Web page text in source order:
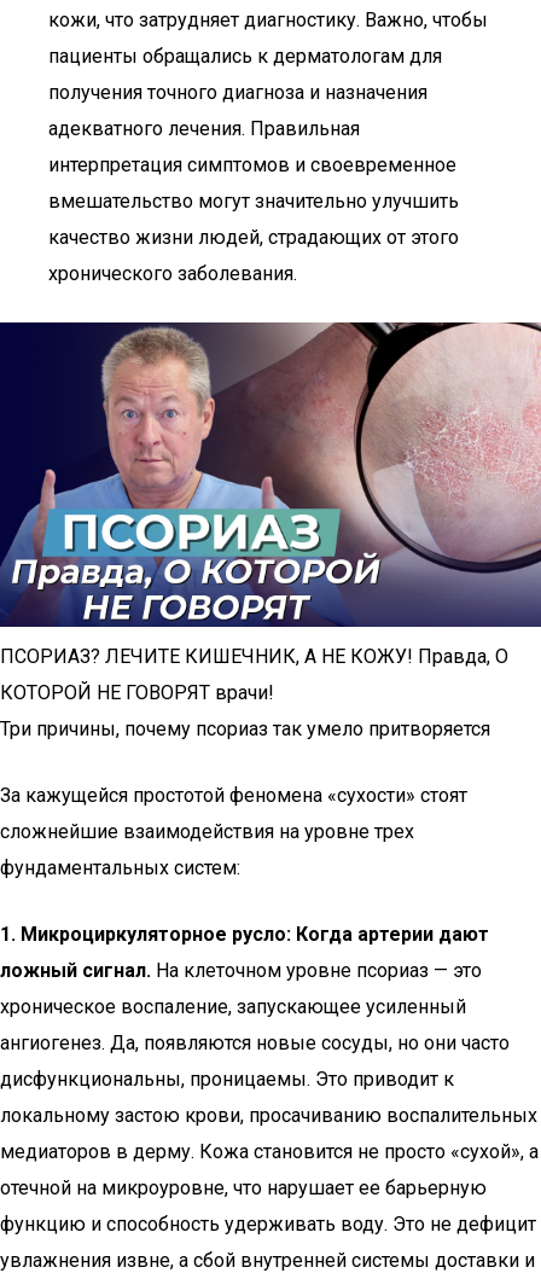
кожи, что затрудняет диагностику. Важно, чтобы
пациенты обращались к дерматологам для
получения точного диагноза и назначения
адекватного лечения. Правильная
интерпретация симптомов и своевременное
вмешательство могут значительно улучшить
качество жизни людей, страдающих от этого
хронического заболевания.
ПСОРИАЗ? ЛЕЧИТЕ КИШЕЧНИК, А НЕ КОЖУ! Правда, О
КОТОРОЙ НЕ ГОВОРЯТ врачи!
Три причины, почему псориаз так умело притворяется
За кажущейся простотой феномена «сухости» стоят
сложнейшие взаимодействия на уровне трех
фундаментальных систем:
1. Микроциркуляторное русло: Когда артерии дают
ложный сигнал. На клеточном уровне псориаз — это
хроническое воспаление, запускающее усиленный
ангиогенез. Да, появляются новые сосуды, но они часто
дисфункциональны, проницаемы. Это приводит к
локальному застою крови, просачиванию воспалительных
медиаторов в дерму. Кожа становится не просто «сухой», а
отечной на микроуровне, что нарушает ее барьерную
функцию и способность удерживать воду. Это не дефицит
увлажнения извне, а сбой внутренней системы доставки и